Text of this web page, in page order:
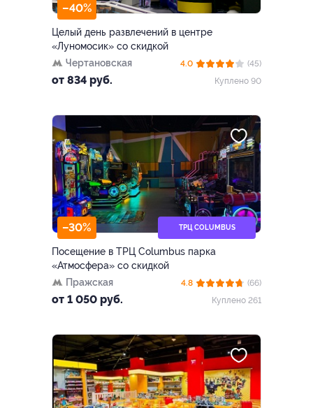
–40%
Целый день развлечений в центре
«Луномосик» со скидкой
Чертановская
от 834 руб.
4.0
(45)
Куплено 90
–30% ТРЦ COLUMBUS
Посещение в ТРЦ Columbus парка
«Атмосфера» со скидкой
Пражская
от 1 050 руб.
4.8
(66)
Куплено 261